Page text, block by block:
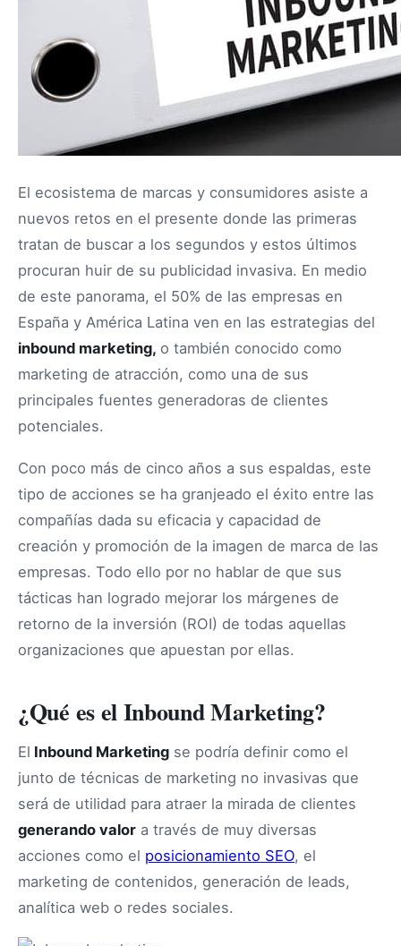
El ecosistema de marcas y consumidores asiste a
nuevos retos en el presente donde las primeras
tratan de buscar a los segundos y estos últimos
procuran huir de su publicidad invasiva. En medio
de este panorama, el 50% de las empresas en
España y América Latina ven en las estrategias del
inbound marketing, o también conocido como
marketing de atracción, como una de sus
principales fuentes generadoras de clientes
potenciales.
Con poco más de cinco años a sus espaldas, este
tipo de acciones se ha granjeado el éxito entre las
compañías dada su eficacia y capacidad de
creación y promoción de la imagen de marca de las
empresas. Todo ello por no hablar de que sus
tácticas han logrado mejorar los márgenes de
retorno de la inversión (ROI) de todas aquellas
organizaciones que apuestan por ellas.
¿Qué es el Inbound Marketing?
El Inbound Marketing se podría definir como el
junto de técnicas de marketing no invasivas que
será de utilidad para atraer la mirada de clientes
generando valor a través de muy diversas
acciones como el posicionamiento SEO, el
marketing de contenidos, generación de leads,
analítica web o redes sociales.